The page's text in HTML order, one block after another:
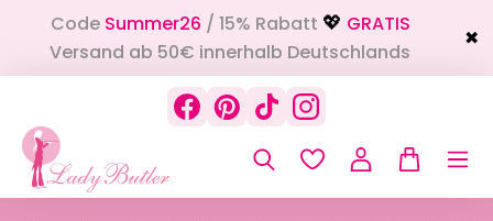
springen
CodeSummer26 / 15% Rabatt 💖 GRATIS
Versand ab 50€ innerhalb Deutschlands
✖